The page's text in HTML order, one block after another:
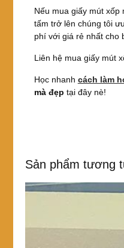
Nếu mua giấy mút
tấm trở lên chúng tôi
phí với giá rẻ nhất cho
Liên hệ mua giấy mút
Học nhanh cách làm
mà đẹp tại đây nè!
Sản phẩm tương